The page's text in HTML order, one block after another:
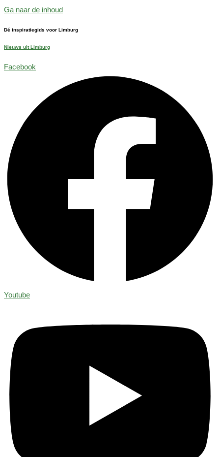
Ga naar de inhoud
Dé inspiratiegids voor Limburg
Nieuws uit Limburg
Facebook
Youtube